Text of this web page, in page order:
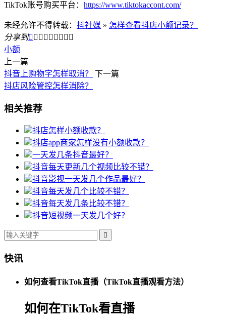
TikTok账号购买平台： https://www.tiktokaccont.com/
未经允许不得转载： 抖社媒 » 怎样查看抖店小额记录？
分享到        
小额
上一篇
抖音上购物字怎样取消？
下一篇
抖店风险管控怎样消除？
相关推荐
抖店怎样小额收款？
抖店app商家怎样没有小额收款？
一天发几条抖音最好？
抖音每天更新几个视频比较不错？
抖音影视一天发几个作品最好？
抖音每天发几个比较不错？
抖音每天发几条比较不错？
抖音短视频一天发几个好？

快讯
如何查看TikTok直播（TikTok直播观看方法）
如何在TikTok看直播